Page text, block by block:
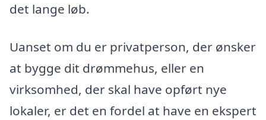
det lange løb.
Uanset om du er privatperson, der ønsker
at bygge dit drømmehus, eller en
virksomhed, der skal have opført nye
lokaler, er det en fordel at have en ekspert